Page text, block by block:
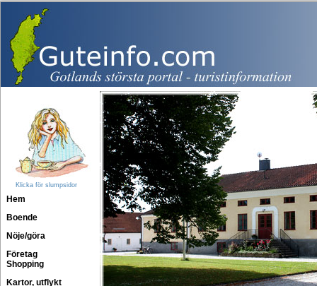
Klicka för slumpsidor
Hem
Boende
Nöje/göra
Företag
Shopping
Kartor, utflykt